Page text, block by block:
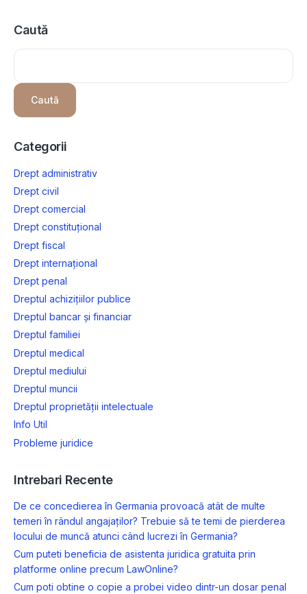
Caută
Caută
Categorii
Drept administrativ
Drept civil
Drept comercial
Drept constituțional
Drept fiscal
Drept internațional
Drept penal
Dreptul achizițiilor publice
Dreptul bancar și financiar
Dreptul familiei
Dreptul medical
Dreptul mediului
Dreptul muncii
Dreptul proprietății intelectuale
Info Util
Probleme juridice
Intrebari Recente
De ce concedierea în Germania provoacă atât de multe
temeri în rândul angajaților? Trebuie să te temi de pierderea
locului de muncă atunci când lucrezi în Germania?
Cum puteti beneficia de asistenta juridica gratuita prin
platforme online precum LawOnline?
Cum poti obtine o copie a probei video dintr-un dosar penal